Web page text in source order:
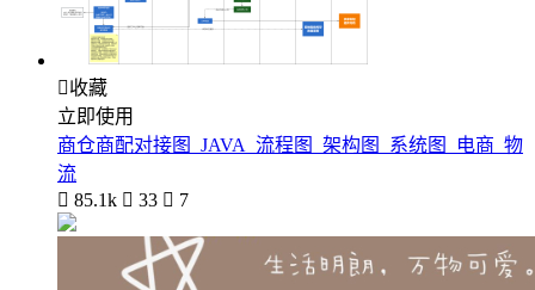
收藏
立即使用
商仓商配对接图_JAVA_流程图_架构图_系统图_电商_物
流
 85.1k  33  7